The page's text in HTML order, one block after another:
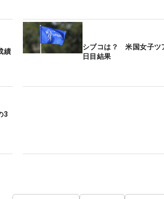
績
シブコは？ 米国女子ツ
日目結果
3